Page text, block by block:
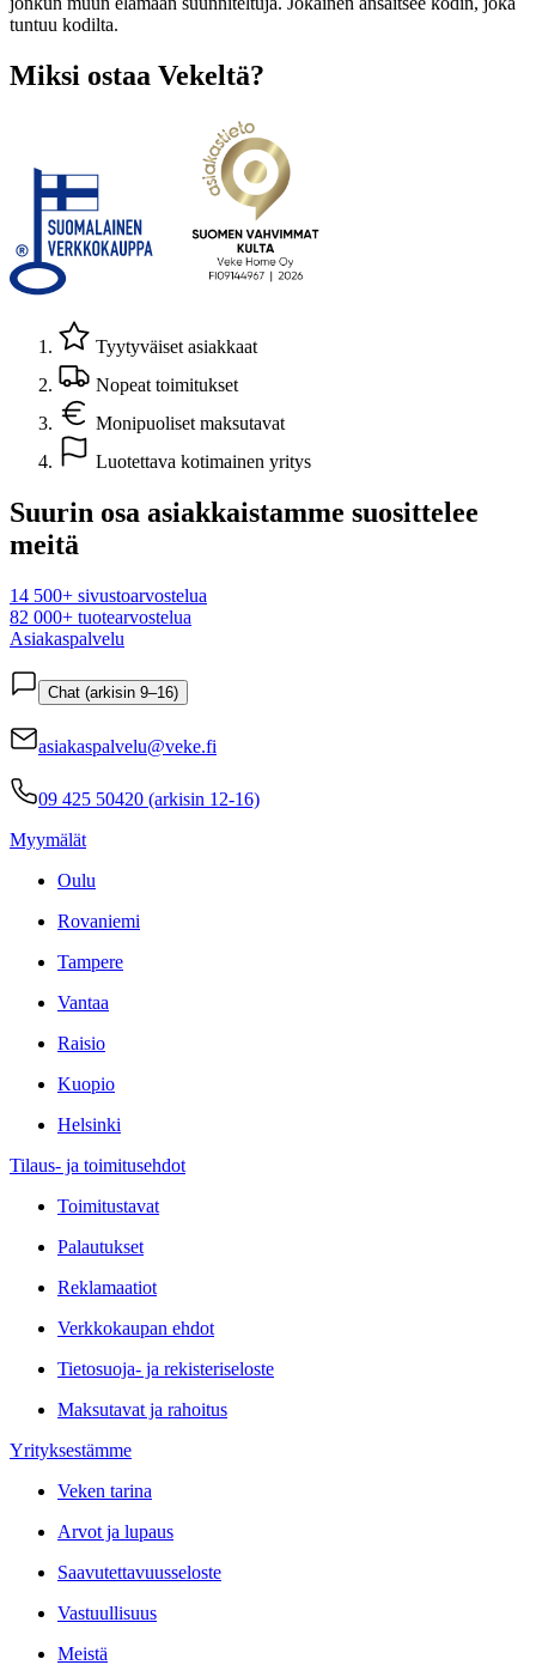
tuntuu kodilta.
Miksi ostaa Vekeltä?
Tyytyväiset asiakkaat
Nopeat toimitukset
Monipuoliset maksutavat
Luotettava kotimainen yritys
Suurin osa asiakkaistamme suosittelee
meitä
14 500+ sivustoarvostelua
82 000+ tuotearvostelua
Asiakaspalvelu
Chat (arkisin 9–16)
asiakaspalvelu@veke.fi
09 425 50420 (arkisin 12-16)
Myymälät
Oulu
Rovaniemi
Tampere
Vantaa
Raisio
Kuopio
Helsinki
Tilaus- ja toimitusehdot
Toimitustavat
Palautukset
Reklamaatiot
Verkkokaupan ehdot
Tietosuoja- ja rekisteriseloste
Maksutavat ja rahoitus
Yrityksestämme
Veken tarina
Arvot ja lupaus
Saavutettavuusseloste
Vastuullisuus
Meistä